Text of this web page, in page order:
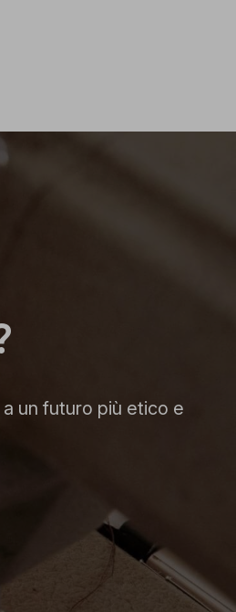
un futuro più etico e